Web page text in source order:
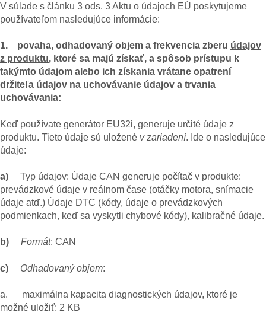
V súlade s článku 3 ods. 3 Aktu o údajoch EÚ poskytujeme
používateľom nasledujúce informácie:
1. povaha, odhadovaný objem a frekvencia zberu údajov
z produktu, ktoré sa majú získať, a spôsob prístupu k
takýmto údajom alebo ich získania vrátane opatrení
držiteľa údajov na uchovávanie údajov a trvania
uchovávania:
Keď používate generátor EU32i, generuje určité údaje z
produktu. Tieto údaje sú uložené v zariadení. Ide o nasledujúce
údaje:
a) Typ údajov: Údaje CAN generuje počítač v produkte:
prevádzkové údaje v reálnom čase (otáčky motora, snímacie
údaje atď.) Údaje DTC (kódy, údaje o prevádzkových
podmienkach, keď sa vyskytli chybové kódy), kalibračné údaje.
b) Formát: CAN
c) Odhadovaný objem:
a. maximálna kapacita diagnostických údajov, ktoré je
možné uložiť: 2 KB